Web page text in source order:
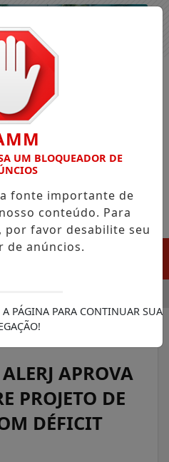
APROVA
PROJETO DE
DÉFICIT
UM BLOQUEADOR DE
fonte importante de
conteúdo. Para
por favor desabilite seu
de anúncios.
PÁGINA PARA CONTINUAR SUA